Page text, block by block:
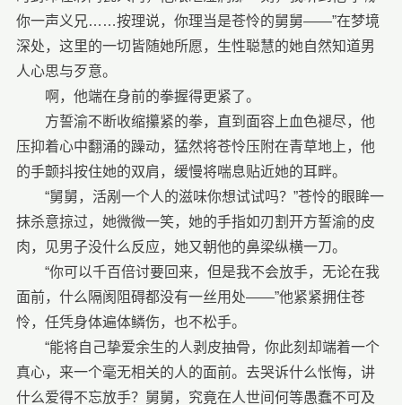
你一声义兄……按理说，你理当是苍怜的舅舅——”在梦境
深处，这里的一切皆随她所愿，生性聪慧的她自然知道男
人心思与歹意。
啊，他端在身前的拳握得更紧了。
方誓渝不断收缩攥紧的拳，直到面容上血色褪尽，他
压抑着心中翻涌的躁动，猛然将苍怜压附在青草地上，他
的手颤抖按住她的双肩，缓慢将喘息贴近她的耳畔。
“舅舅，活剐一个人的滋味你想试试吗？”苍怜的眼眸一
抹杀意掠过，她微微一笑，她的手指如刃割开方誓渝的皮
肉，见男子没什么反应，她又朝他的鼻梁纵横一刀。
“你可以千百倍讨要回来，但是我不会放手，无论在我
面前，什么隔阂阻碍都没有一丝用处——”他紧紧拥住苍
怜，任凭身体遍体鳞伤，也不松手。
“能将自己挚爱余生的人剥皮抽骨，你此刻却端着一个
真心，来一个毫无相关的人的面前。去哭诉什么怅悔，讲
什么爱得不忘放手？舅舅，究竟在人世间何等愚蠢不可及